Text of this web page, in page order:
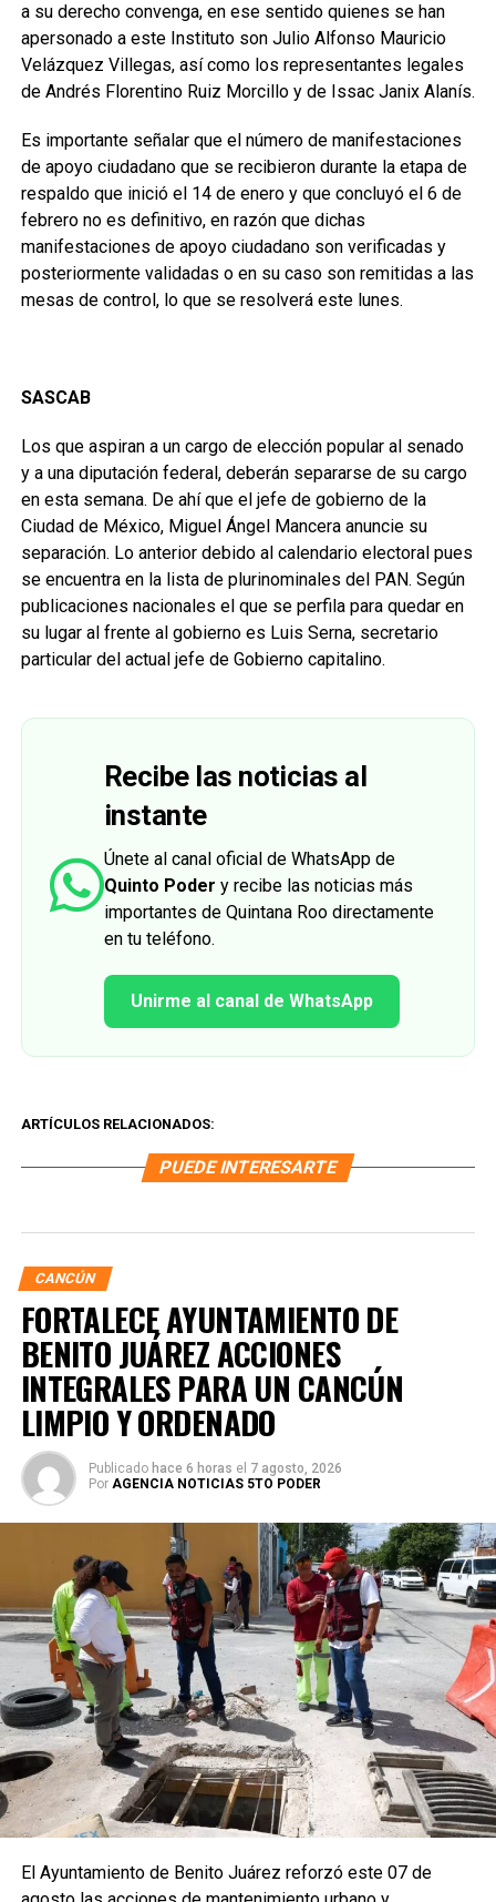
a su derecho convenga, en ese sentido quienes se han
apersonado a este Instituto son Julio Alfonso Mauricio
Velázquez Villegas, así como los representantes legales
de Andrés Florentino Ruiz Morcillo y de Issac Janix Alanís.
Es importante señalar que el número de manifestaciones
de apoyo ciudadano que se recibieron durante la etapa de
respaldo que inició el 14 de enero y que concluyó el 6 de
febrero no es definitivo, en razón que dichas
manifestaciones de apoyo ciudadano son verificadas y
posteriormente validadas o en su caso son remitidas a las
mesas de control, lo que se resolverá este lunes.
SASCAB
Los que aspiran a un cargo de elección popular al senado
y a una diputación federal, deberán separarse de su cargo
en esta semana. De ahí que el jefe de gobierno de la
Ciudad de México, Miguel Ángel Mancera anuncie su
separación. Lo anterior debido al calendario electoral pues
se encuentra en la lista de plurinominales del PAN. Según
publicaciones nacionales el que se perfila para quedar en
su lugar al frente al gobierno es Luis Serna, secretario
particular del actual jefe de Gobierno capitalino.
Recibe las noticias al
instante
Únete al canal oficial de WhatsApp de
Quinto Poder y recibe las noticias más
importantes de Quintana Roo directamente
en tu teléfono.
Unirme al canal de WhatsApp
ARTÍCULOS RELACIONADOS:
PUEDE INTERESARTE
CANCÚN
FORTALECE AYUNTAMIENTO DE
BENITO JUÁREZ ACCIONES
INTEGRALES PARA UN CANCÚN
LIMPIO Y ORDENADO
Publicado hace 6 horas el 7 agosto, 2026
Por AGENCIA NOTICIAS 5TO PODER
El Ayuntamiento de Benito Juárez reforzó este 07 de